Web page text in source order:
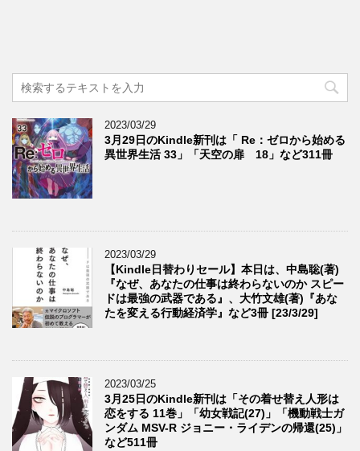
2023/03/29
3月29日のKindle新刊は「 Re：ゼロから始める
異世界生活 33」「天空の扉 18」など311冊
2023/03/29
【Kindle日替わりセール】本日は、中島聡(著)
『なぜ、あなたの仕事は終わらないのか スピー
ドは最強の武器である』、大竹文雄(著)『あな
たを変える行動経済学』など3冊 [23/3/29]
2023/03/25
3月25日のKindle新刊は「その着せ替え人形は
恋をする 11巻」「幼女戦記(27)」「機動戦士ガ
ンダム MSV-R ジョニー・ライデンの帰還(25)」
など511冊